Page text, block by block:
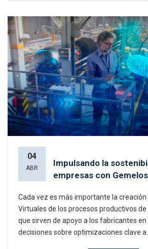
04
ABR
Impulsando la
empresas con
Cada vez es más importante la creación
Virtuales de los procesos productivos
que sirven de apoyo a los fabricantes
decisiones sobre optimizaciones clave